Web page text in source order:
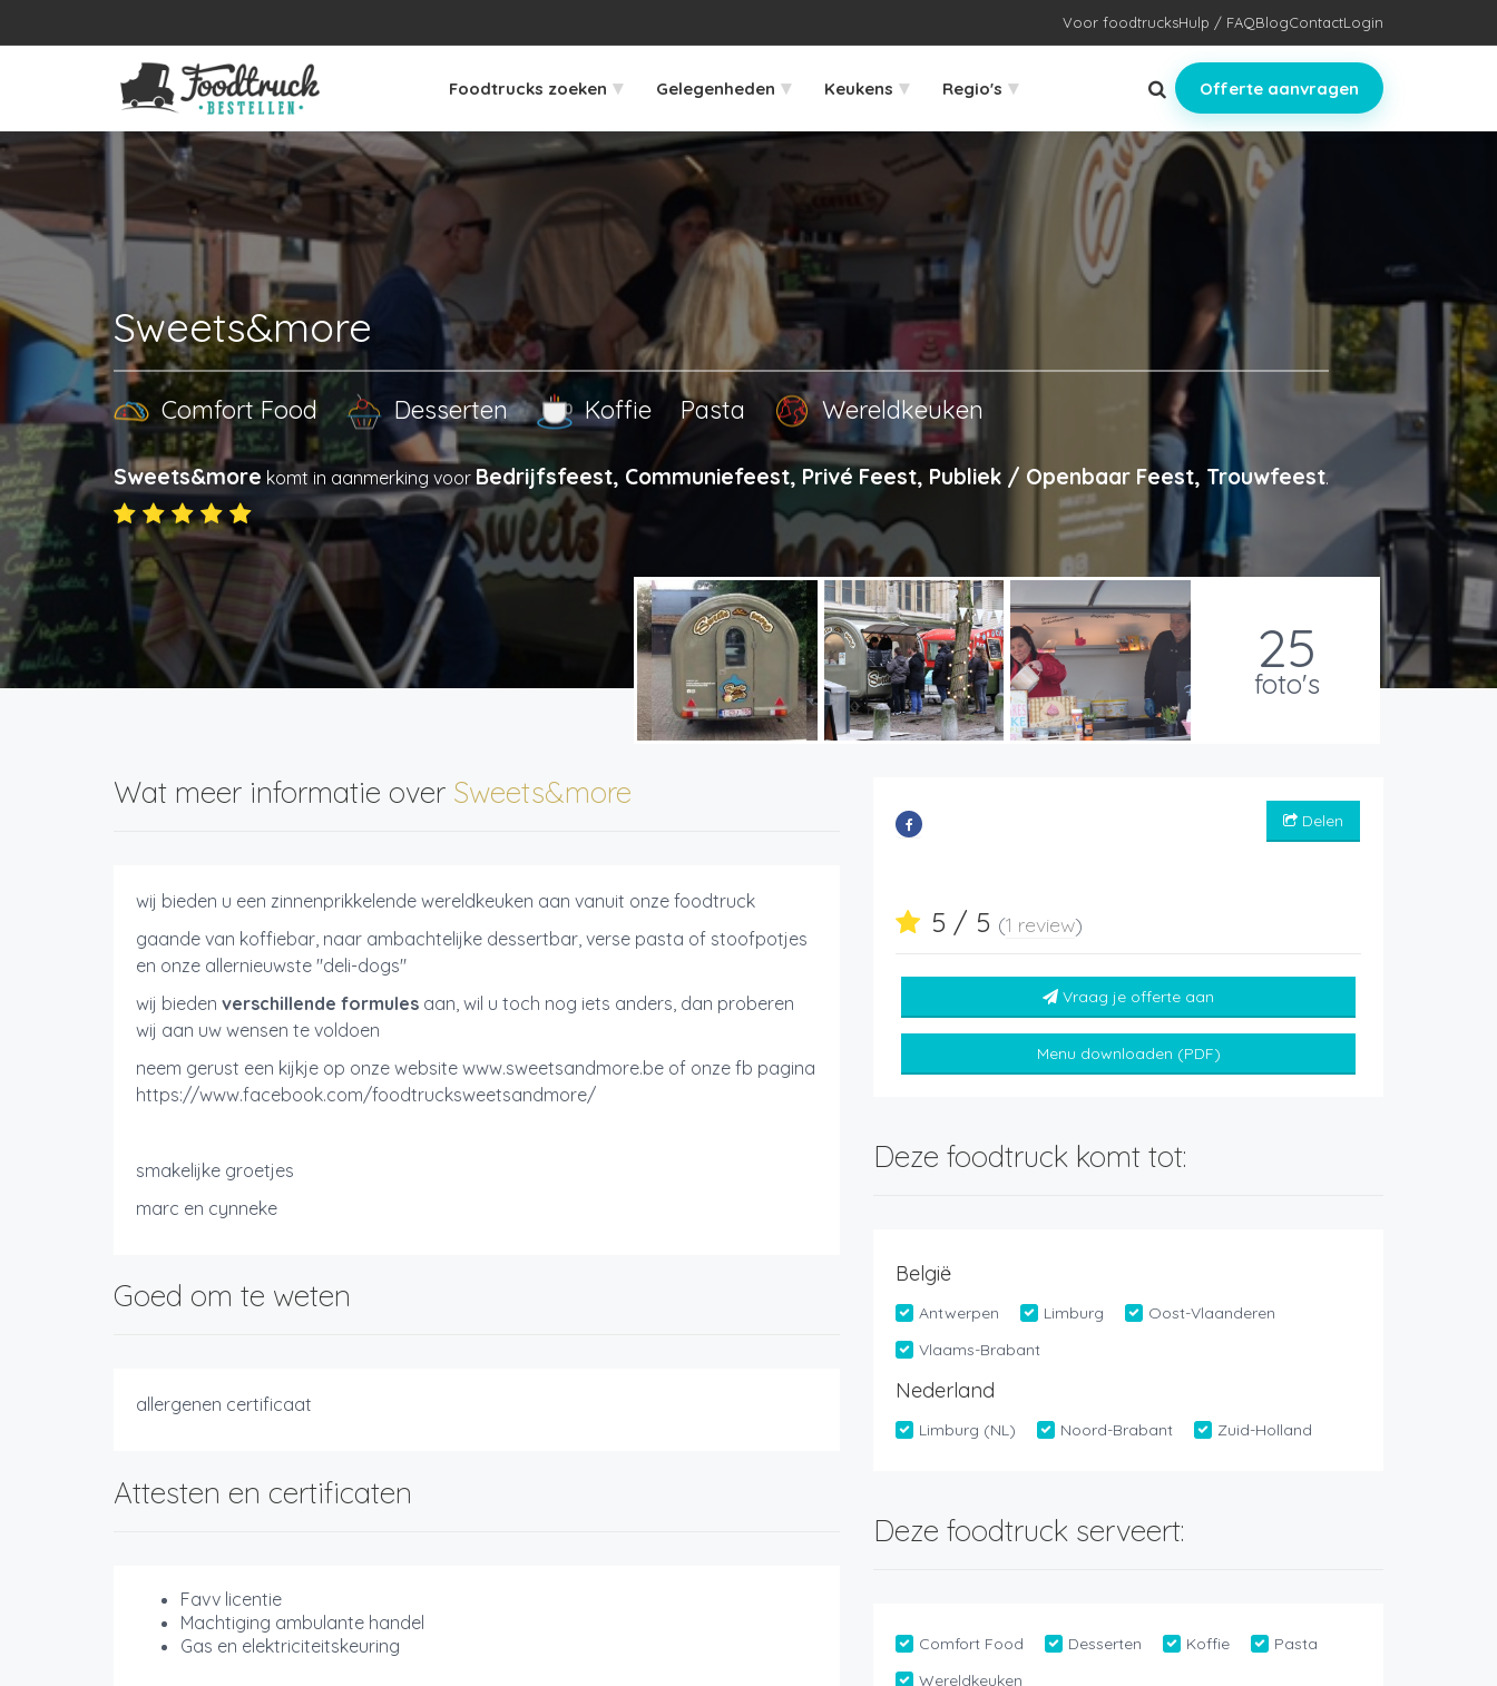
Voor foodtrucksHulp / FAQBlogContactLogin
Foodtrucks zoeken ▾ Gelegenheden ▾ Keukens ▾ Regio's ▾ Offerte aanvragen
Sweets&more
Comfort Food Desserten Koffie Pasta Wereldkeuken
Sweets&more komt in aanmerking voor Bedrijfsfeest, Communiefeest, Privé Feest, Publiek / Openbaar Feest, Trouwfeest.
25
foto's
Wat meer informatie over Sweets&more
wij bieden u een zinnenprikkelende wereldkeuken aan vanuit onze foodtruck
gaande van koffiebar, naar ambachtelijke dessertbar, verse pasta of stoofpotjes
en onze allernieuwste "deli-dogs"
wij bieden verschillende formules aan, wil u toch nog iets anders, dan proberen
wij aan uw wensen te voldoen
neem gerust een kijkje op onze website www.sweetsandmore.be of onze fb pagina
https://www.facebook.com/foodtrucksweetsandmore/
smakelijke groetjes
marc en cynneke
Goed om te weten
allergenen certificaat
Attesten en certificaten
Favv licentie
Machtiging ambulante handel
Gas en elektriciteitskeuring
Delen
5 / 5 (1 review)
Vraag je offerte aan
Menu downloaden (PDF)
Deze foodtruck komt tot:
België
Antwerpen Limburg
Oost-Vlaanderen
Vlaams-Brabant
Nederland
Limburg (NL) Noord-Brabant Zuid-Holland
Deze foodtruck serveert:
Comfort Food Desserten Koffie
Pasta
Wereldkeuken